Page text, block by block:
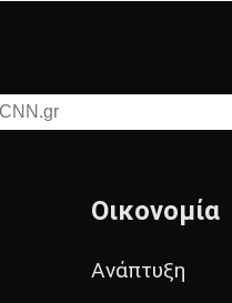
Οικονομία
Ανάπτυξη